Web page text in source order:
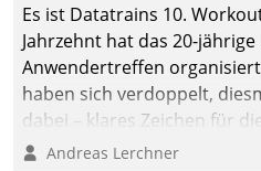
Es ist Datatrains 10.
Jahrzehnt hat das 20-
Anwendertreffen
haben sich verdoppelt,
dabei – klares Zeichen für
Fokussierung auf den
Andreas Lerchner